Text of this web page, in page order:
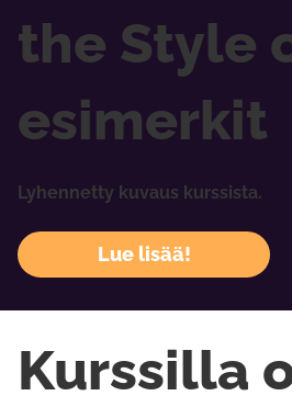
the Style
esimerkit
Lyhennetty kuvaus kurssista.
Lue lisää!
Kurssilla